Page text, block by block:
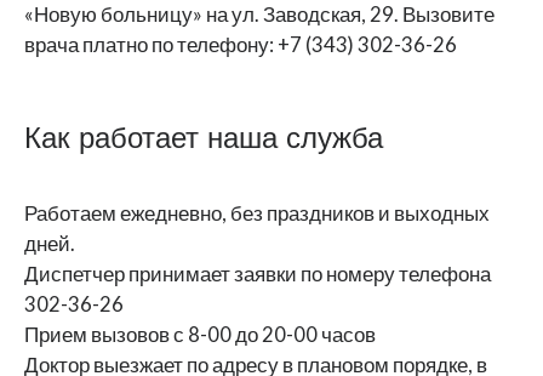
«Новую больницу» на ул. Заводская, 29. Вызовите
врача платно по телефону: +7 (343) 302-36-26
Как работает наша служба
Работаем ежедневно, без праздников и выходных
дней.
Диспетчер принимает заявки по номеру телефона
302-36-26
Прием вызовов с 8-00 до 20-00 часов
Доктор выезжает по адресу в плановом порядке, в